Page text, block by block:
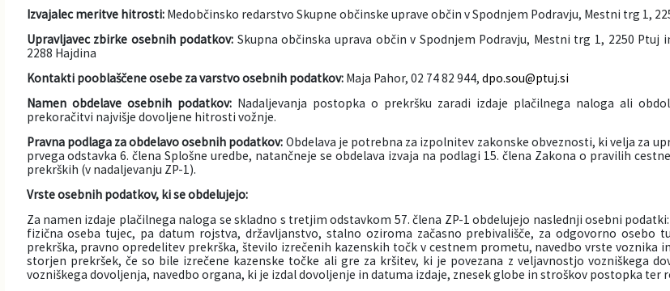
Izvajalec meritve hitrosti: Medobčinsko redarstvo Skupne občinske uprave občin v Spodnjem Podravju, Mestni trg 1,
Upravljavec zbirke osebnih podatkov: Skupna občinska uprava občin v Spodnjem Podravju, Mestni trg 1, 2250 Ptuj
2288 Hajdina
Kontakti pooblaščene osebe za varstvo osebnih podatkov:Maja Pahor, 02 74 82 944, dpo.sou@ptuj.si
Namen obdelave osebnih podatkov: Nadaljevanja postopka o prekršku zaradi izdaje plačilnega naloga ali
prekoračitvi najvišje dovoljene hitrosti vožnje.
Pravna podlaga za obdelavo osebnih podatkov: Obdelava je potrebna za izpolnitev zakonske obveznosti, ki velja za
prvega odstavka 6. člena Splošne uredbe, natančneje se obdelava izvaja na podlagi 15. člena Zakona o pravilih
prekrških (v nadaljevanju ZP-1).
Vrste osebnih podatkov, ki se obdelujejo:
Za namen izdaje plačilnega naloga se skladno s tretjim odstavkom 57. člena ZP-1 obdelujejo naslednji osebni podatki:
fizična oseba tujec, pa datum rojstva, državljanstvo, stalno oziroma začasno prebivališče, za odgovorno osebo
prekrška, pravno opredelitev prekrška, število izrečenih kazenskih točk v cestnem prometu, navedbo vrste voznika
storjen prekršek, če so bile izrečene kazenske točke ali gre za kršitev, ki je povezana z veljavnostjo vozniškega
vozniškega dovoljenja, navedbo organa, ki je izdal dovoljenje in datuma izdaje, znesek globe in stroškov postopka ter
Informacije javnega značaja
Vizitka občine
Javni razpisi, natečaji, namere...
Projekti in investicije
Občinski časopis Hajdinčan
Priznanja občine
Napovedniki SIP TV